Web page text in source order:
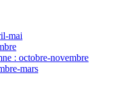
mai
: octobre-novembre
mars